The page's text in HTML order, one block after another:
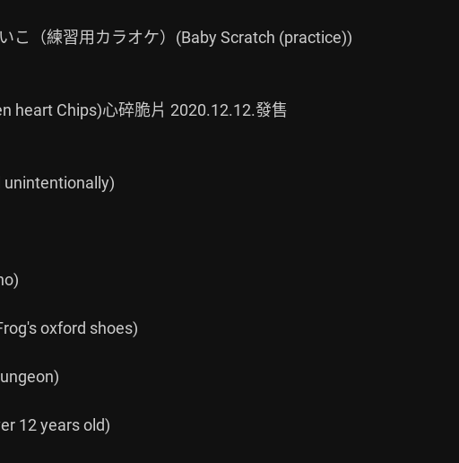
こ（練習用カラオケ）(Baby Scratch (practice))
heart Chips)心碎脆片 2020.12.12.發售
unintentionally)
oxford shoes)
12 years old)